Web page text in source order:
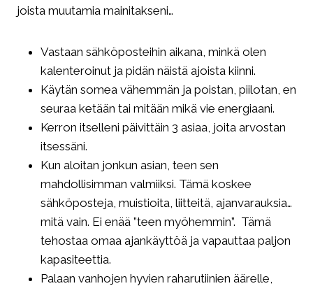
joista muutamia mainitakseni…
Vastaan sähköposteihin aikana, minkä olen
kalenteroinut ja pidän näistä ajoista kiinni.
Käytän somea vähemmän ja poistan, piilotan, en
seuraa ketään tai mitään mikä vie energiaani.
Kerron itselleni päivittäin 3 asiaa, joita arvostan
itsessäni.
Kun aloitan jonkun asian, teen sen
mahdollisimman valmiiksi. Tämä koskee
sähköposteja, muistioita, liitteitä, ajanvarauksia…
mitä vain. Ei enää ”teen myöhemmin”. Tämä
tehostaa omaa ajankäyttöä ja vapauttaa paljon
kapasiteettia.
Palaan vanhojen hyvien raharutiinien äärelle,